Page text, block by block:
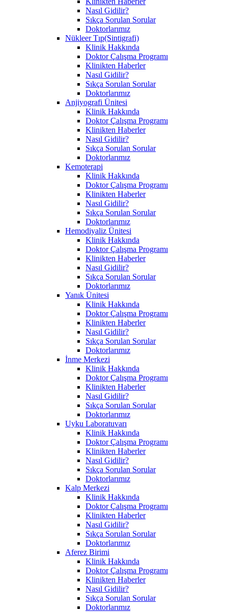
Nasıl Gidilir?
Sıkça Sorulan Sorular
Doktorlarımız
Nükleer Tıp(Sintigrafi)
Klinik Hakkında
Doktor Çalışma Programı
Klinikten Haberler
Nasıl Gidilir?
Sıkça Sorulan Sorular
Doktorlarımız
Anjiyografi Ünitesi
Klinik Hakkında
Doktor Çalışma Programı
Klinikten Haberler
Nasıl Gidilir?
Sıkça Sorulan Sorular
Doktorlarımız
Kemoterapi
Klinik Hakkında
Doktor Çalışma Programı
Klinikten Haberler
Nasıl Gidilir?
Sıkça Sorulan Sorular
Doktorlarımız
Hemodiyaliz Ünitesi
Klinik Hakkında
Doktor Çalışma Programı
Klinikten Haberler
Nasıl Gidilir?
Sıkça Sorulan Sorular
Doktorlarımız
Yanık Ünitesi
Klinik Hakkında
Doktor Çalışma Programı
Klinikten Haberler
Nasıl Gidilir?
Sıkça Sorulan Sorular
Doktorlarımız
İnme Merkezi
Klinik Hakkında
Doktor Çalışma Programı
Klinikten Haberler
Nasıl Gidilir?
Sıkça Sorulan Sorular
Doktorlarımız
Uyku Laboratuvarı
Klinik Hakkında
Doktor Çalışma Programı
Klinikten Haberler
Nasıl Gidilir?
Sıkça Sorulan Sorular
Doktorlarımız
Kalp Merkezi
Klinik Hakkında
Doktor Çalışma Programı
Klinikten Haberler
Nasıl Gidilir?
Sıkça Sorulan Sorular
Doktorlarımız
Aferez Birimi
Klinik Hakkında
Doktor Çalışma Programı
Klinikten Haberler
Nasıl Gidilir?
Sıkça Sorulan Sorular
Doktorlarımız